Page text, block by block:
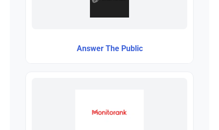
Answer The Public